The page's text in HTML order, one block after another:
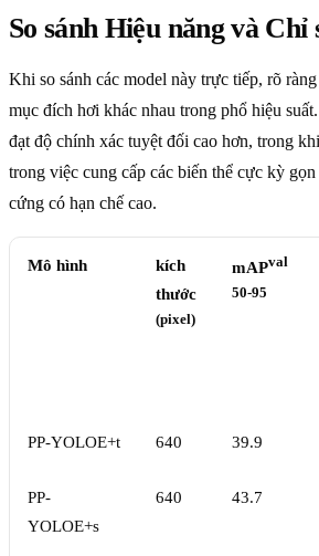
So sánh Hiệu năng và Chỉ
Khi so sánh các model này trực tiếp, rõ
mục đích hơi khác nhau trong phổ hiệu
đạt độ chính xác tuyệt đối cao hơn, trong
trong việc cung cấp các biến thể cực kỳ
cứng có hạn chế cao.
Mô hình
kích
thước
(pixel)
mAPval
50-95
PP-YOLOE+t 640 39.9
PP-
YOLOE+s
640 43.7